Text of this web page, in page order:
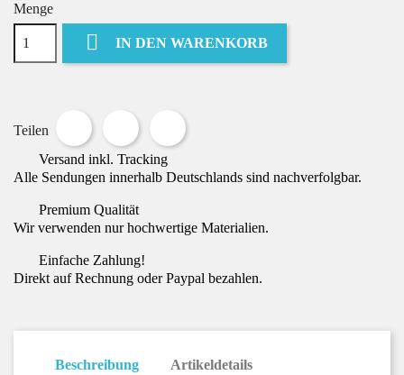
Menge
 IN DEN WARENKORB
Teilen
Versand inkl. Tracking
Alle Sendungen innerhalb Deutschlands sind nachverfolgbar.
Premium Qualität
Wir verwenden nur hochwertige Materialien.
Einfache Zahlung!
Direkt auf Rechnung oder Paypal bezahlen.
Beschreibung Artikeldetails